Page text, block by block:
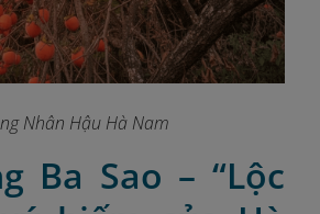
Nhân Hậu Hà Nam
Ba Sao – “Lộc